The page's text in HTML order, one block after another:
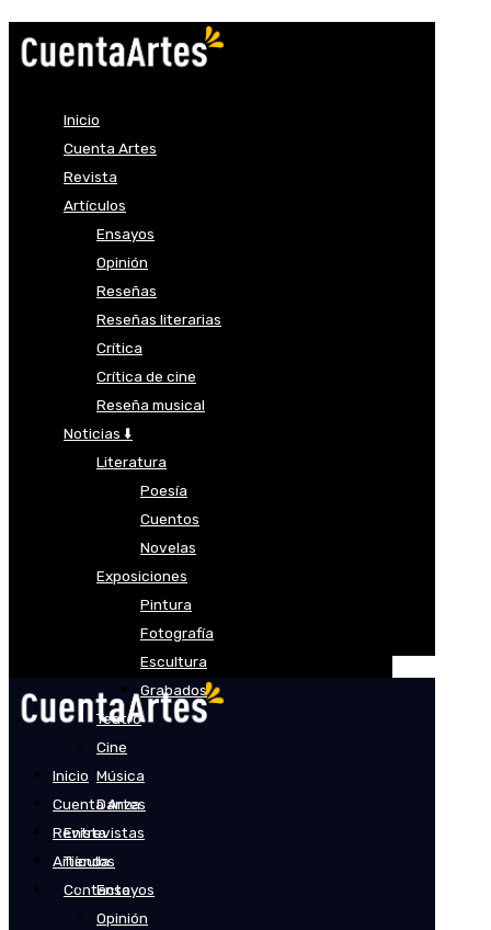
Inicio
Cuenta Artes
Revista
Artículos
Ensayos
Opinión
Reseñas
Reseñas literarias
Crítica
Crítica de cine
Reseña musical
Noticias ⬇️
Literatura
Poesía
Cuentos
Novelas
Exposiciones
Pintura
Fotografía
Escultura
Grabados
Teatro
Cine
Música
Danza
Entrevistas
Tienda
Contacto
Inicio
Cuenta Artes
Revista
Artículos
Ensayos
Opinión